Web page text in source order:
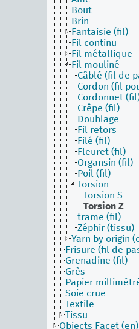
Bout
Brin
Fantaisie (fil)
Fil continu
Fil métallique
Fil mouliné
Câblé (fil de
Cordon (fil
Cordonnet
Crêpe (fil)
Doublage
Fil retors
Filé (fil)
Fleuret (fil)
Organsin (fil)
Poil (fil)
Torsion
Torsion S
Torsion Z
trame (fil)
Zéphir (tissu)
Yarn by origin
Frisure (fil de
Grenadine (fil)
Grès
Papier
Soie crue
Textile
Tissu
Objects Facet (en)